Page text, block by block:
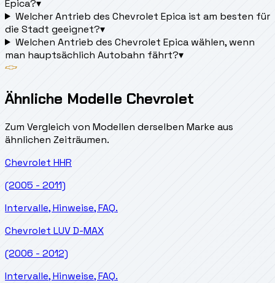
Epica?▾
Welcher Antrieb des Chevrolet Epica ist am besten für
die Stadt geeignet?▾
Welchen Antrieb des Chevrolet Epica wählen, wenn
man hauptsächlich Autobahn fährt?▾
Ähnliche Modelle Chevrolet
Zum Vergleich von Modellen derselben Marke aus
ähnlichen Zeiträumen.
Chevrolet HHR
(2005 - 2011)
Intervalle, Hinweise, FAQ.
Chevrolet LUV D-MAX
(2006 - 2012)
Intervalle, Hinweise, FAQ.